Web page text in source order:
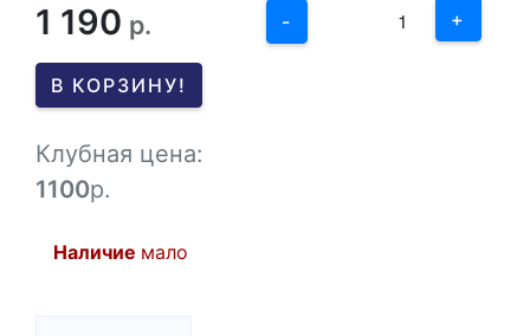
1 190 р. -
1
+
В КОРЗИНУ!
Клубная цена:
1100р.
Наличие мало